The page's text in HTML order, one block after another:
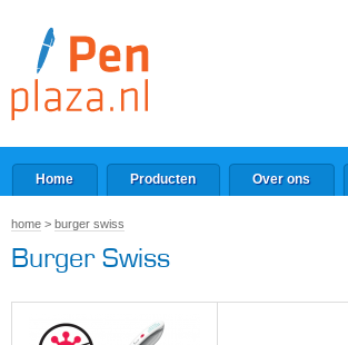
Home Producten Over ons
home > burger swiss
Burger Swiss